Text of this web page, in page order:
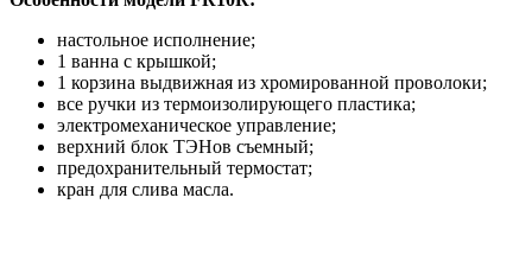
настольное исполнение;
1 ванна с крышкой;
1 корзина выдвижная из хромированной проволоки;
все ручки из термоизолирующего пластика;
электромеханическое управление;
верхний блок ТЭНов съемный;
предохранительный термостат;
кран для слива масла.